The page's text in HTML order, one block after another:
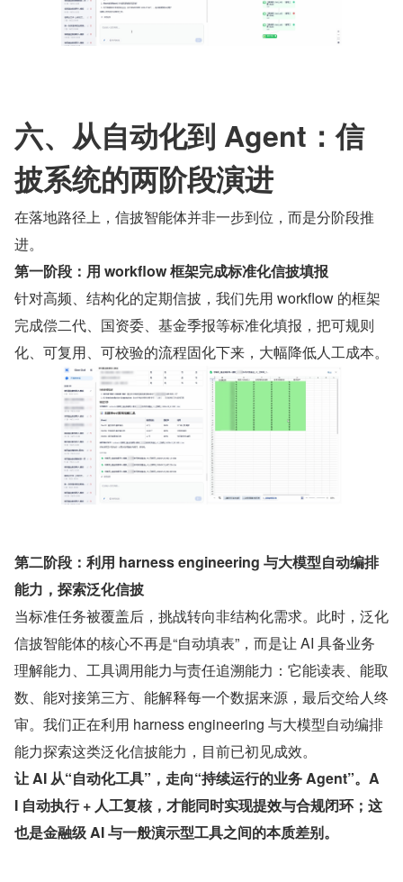
六、从自动化到 Agent：信
披系统的两阶段演进
在落地路径上，信披智能体并非一步到位，而是分阶段推
进。
第一阶段：用 workflow 框架完成标准化信披填报
针对高频、结构化的定期信披，我们先用 workflow 的框架
完成偿二代、国资委、基金季报等标准化填报，把可规则
化、可复用、可校验的流程固化下来，大幅降低人工成本。
第二阶段：利用 harness engineering 与大模型自动编排
能力，探索泛化信披
当标准任务被覆盖后，挑战转向非结构化需求。此时，泛化
信披智能体的核心不再是“自动填表”，而是让 AI 具备业务
理解能力、工具调用能力与责任追溯能力：它能读表、能取
数、能对接第三方、能解释每一个数据来源，最后交给人终
审。我们正在利用 harness engineering 与大模型自动编排
能力探索这类泛化信披能力，目前已初见成效。
让 AI 从“自动化工具”，走向“持续运行的业务 Agent”。A
I 自动执行 + 人工复核，才能同时实现提效与合规闭环；这
也是金融级 AI 与一般演示型工具之间的本质差别。